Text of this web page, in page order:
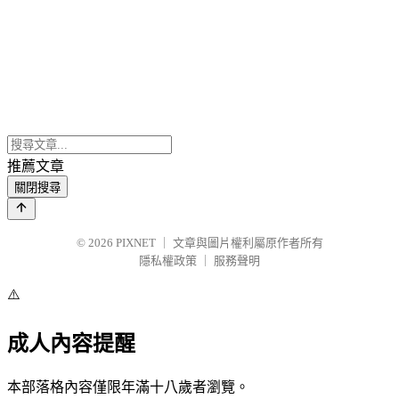
推薦文章
關閉搜尋
© 2026 PIXNET
文章與圖片權利屬原作者所有
隱私權政策
服務聲明
⚠️
成人內容提醒
本部落格內容僅限年滿十八歲者瀏覽。